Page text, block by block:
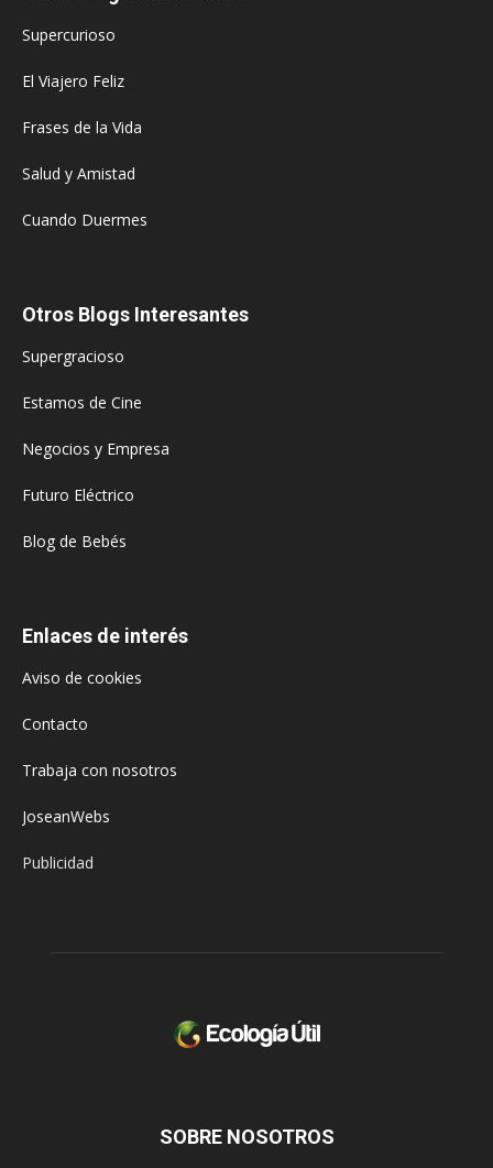
Supercurioso
El Viajero Feliz
Frases de la Vida
Salud y Amistad
Cuando Duermes
Otros Blogs Interesantes
Supergracioso
Estamos de Cine
Negocios y Empresa
Futuro Eléctrico
Blog de Bebés
Enlaces de interés
Aviso de cookies
Contacto
Trabaja con nosotros
JoseanWebs
Publicidad
SOBRE NOSOTROS